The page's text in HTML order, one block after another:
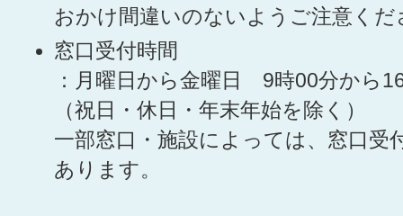
おかけ間違いのないようご注意くだ
窓口受付時間
：月曜日から金曜日 9時00分から
（祝日・休日・年末年始を除く）
一部窓口・施設によっては、窓口受
あります。